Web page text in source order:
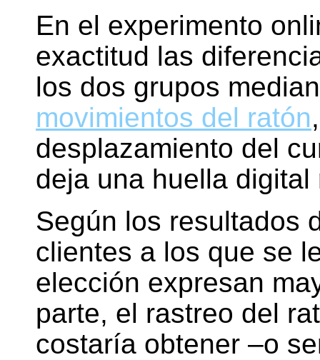
En el experimento
exactitud las
los dos grupos
movimientos del ratón
desplazamiento del
deja una huella digital
Según los resultados
clientes a los que se
elección expresan
parte, el rastreo del
costaría obtener –o